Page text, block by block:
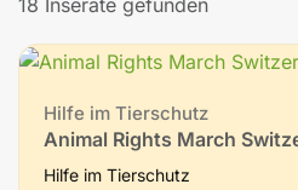
Hilfe im Tierschutz
Animal Rights March
Hilfe im Tierschutz